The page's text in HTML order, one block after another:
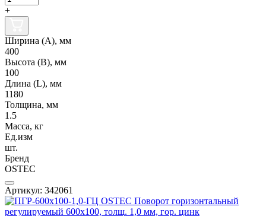
+
Ширина (А), мм
400
Высота (В), мм
100
Длина (L), мм
1180
Толщина, мм
1.5
Масса, кг
Ед.изм
шт.
Бренд
OSTEC
Артикул: 342061